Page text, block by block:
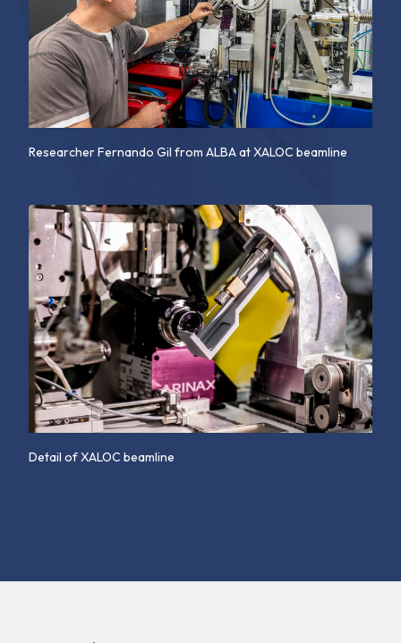
Researcher Fernando Gil from ALBA at XALOC beamline
Detail of XALOC beamline